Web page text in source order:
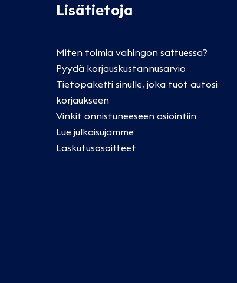
Lisätietoja
Miten toimia vahingon sattuessa?
Pyydä korjauskustannusarvio
Tietopaketti sinulle, joka tuot autosi
korjaukseen
Vinkit onnistuneeseen asiointiin
Lue julkaisujamme
Laskutusosoitteet